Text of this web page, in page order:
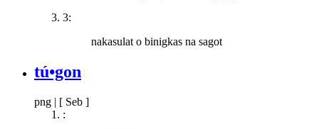
3:
nakasulat o binigkas na sagot
tú•gon
png | [ Seb ]
: